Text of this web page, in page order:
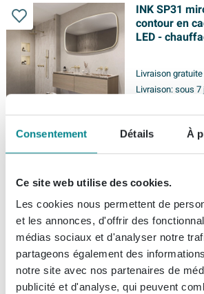
Consentement Détails À
Ce site web utilise des cookies.
Les cookies nous permettent de
et les annonces, d'offrir des
médias sociaux et d'analyser notre
partageons également des
notre site avec nos partenaires de
publicité et d'analyse, qui peuvent
INK SP31
contour en
LED -
Livraison gratuite
Livraison:sous 7
965,
INK SP30
contour en
indirect -
changement
dimmable et
blanc mat
Livraison gratuite
Livraison:sous 7